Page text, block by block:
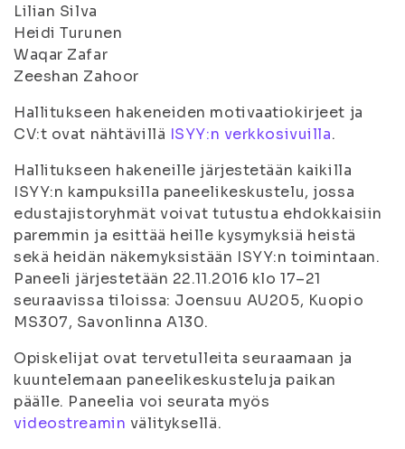
Lilian Silva
Heidi Turunen
Waqar Zafar
Zeeshan Zahoor
Hallitukseen hakeneiden motivaatiokirjeet ja
CV:t ovat nähtävillä ISYY:n verkkosivuilla.
Hallitukseen hakeneille järjestetään kaikilla
ISYY:n kampuksilla paneelikeskustelu, jossa
edustajistoryhmät voivat tutustua ehdokkaisiin
paremmin ja esittää heille kysymyksiä heistä
sekä heidän näkemyksistään ISYY:n toimintaan.
Paneeli järjestetään 22.11.2016 klo 17–21
seuraavissa tiloissa: Joensuu AU205, Kuopio
MS307, Savonlinna A130.
Opiskelijat ovat tervetulleita seuraamaan ja
kuuntelemaan paneelikeskusteluja paikan
päälle. Paneelia voi seurata myös
videostreamin välityksellä.